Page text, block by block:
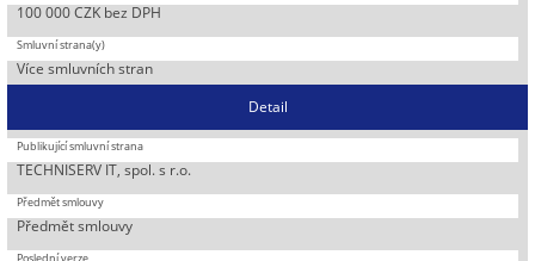
100 000 CZK bez DPH
Více smluvních stran
Detail
TECHNISERV IT, spol. s r.o.
Předmět smlouvy